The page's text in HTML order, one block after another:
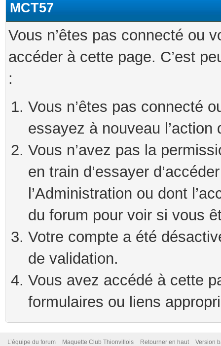
MCT57
Vous n’êtes pas connecté ou
accéder à cette page. C’est
:
Vous n’êtes pas connecté
essayez à nouveau
Vous n’avez pas la
en train d’essayer
l’Administration ou dont
du forum pour voir si vous
Votre compte a été
de validation.
Vous avez accédé à cette
formulaires ou liens
L’équipe du forum Maquette Club Thionvillois Retourner en haut Version